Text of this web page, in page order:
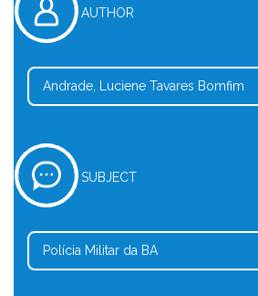
AUTHOR
Andrade, Luciene Tavares Bomfim
SUBJECT
Polícia Militar da BA